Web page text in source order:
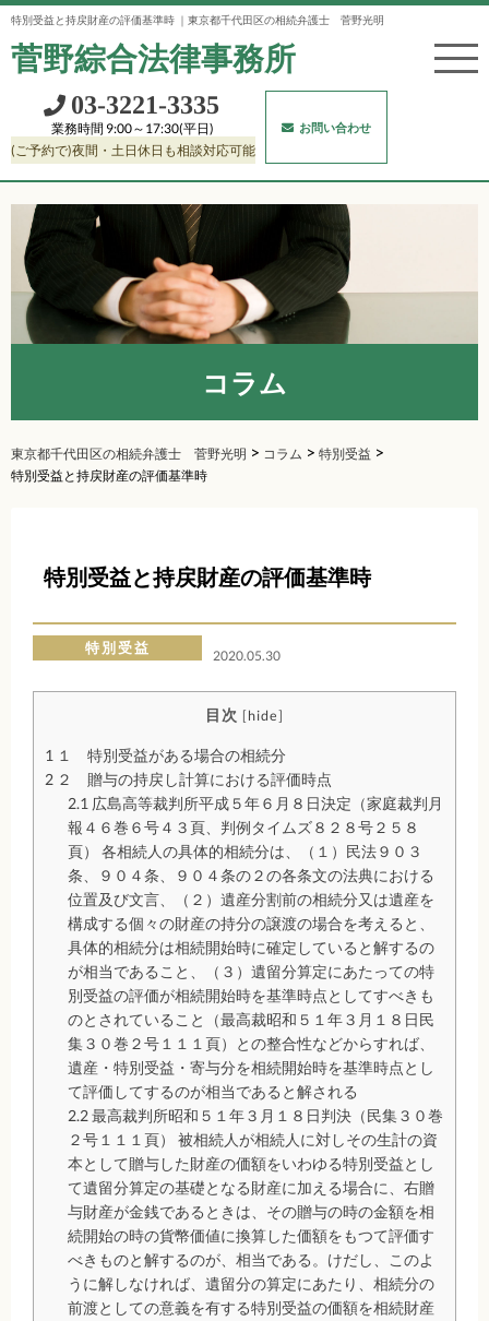
特別受益と持戻財産の評価基準時 ｜東京都千代田区の相続弁護士 菅野光明
菅野綜合法律事務所
03‐3221‐3335
業務時間 9:00～17:30(平日)
(ご予約で)夜間・土日休日も相談対応可能
お問い合わせ
コラム
東京都千代田区の相続弁護士 菅野光明 > コラム > 特別受益 >
特別受益と持戻財産の評価基準時
特別受益と持戻財産の評価基準時
特別受益 2020.05.30
目次 [hide]
1 １ 特別受益がある場合の相続分
2 ２ 贈与の持戻し計算における評価時点
2.1 広島高等裁判所平成５年６月８日決定（家庭裁判月
報４６巻６号４３頁、判例タイムズ８２８号２５８
頁） 各相続人の具体的相続分は、（１）民法９０３
条、９０４条、９０４条の２の各条文の法典における
位置及び文言、（２）遺産分割前の相続分又は遺産を
構成する個々の財産の持分の譲渡の場合を考えると、
具体的相続分は相続開始時に確定していると解するの
が相当であること、（３）遺留分算定にあたっての特
別受益の評価が相続開始時を基準時点としてすべきも
のとされていること（最高裁昭和５１年３月１８日民
集３０巻２号１１１頁）との整合性などからすれば、
遺産・特別受益・寄与分を相続開始時を基準時点とし
て評価してするのが相当であると解される
2.2最高裁判所昭和５１年３月１８日判決（民集３０巻
２号１１１頁） 被相続人が相続人に対しその生計の資
本として贈与した財産の価額をいわゆる特別受益とし
て遺留分算定の基礎となる財産に加える場合に、右贈
与財産が金銭であるときは、その贈与の時の金額を相
続開始の時の貨幣価値に換算した価額をもつて評価す
べきものと解するのが、相当である。けだし、このよ
うに解しなければ、遺留分の算定にあたり、相続分の
前渡としての意義を有する特別受益の価額を相続財産